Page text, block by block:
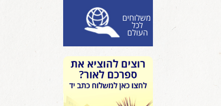
משלוחים
לכל
העולם